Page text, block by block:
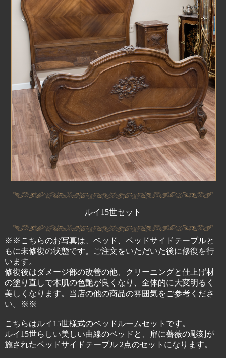
ルイ15世セット
※※こちらのお写真は、ベッド、ベッドサイドテーブルと
もに未修復の状態です。ご注文をいただいた後に修復を行
います。
修復後はダメージ部の改善の他、クリーニングと仕上げ材
の塗り直しで木肌の色艶が良くなり、全体的に大変明るく
美しくなります。当店の他の商品の雰囲気をご参考くださ
い。※※
こちらはルイ15世様式のベッドルームセットです。
ルイ15世らしい美しい曲線のベッドと、扉に薔薇の彫刻が
施されたベッドサイドテーブル 2点のセットになります。